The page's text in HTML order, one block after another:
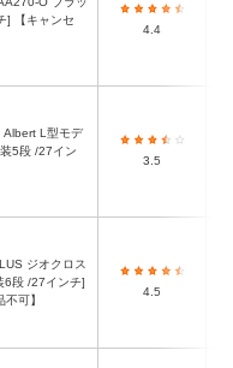
] 【キャンセ
4.4
5段 /27イン
3.5
6段 /27インチ]
可】
4.5